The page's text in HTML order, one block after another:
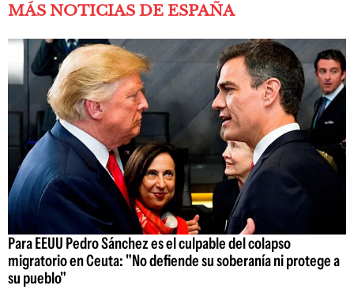
MÁS NOTICIAS DE ESPAÑA
Para EEUU Pedro Sánchez es el culpable del colapso
migratorio en Ceuta: "No defiende su soberanía ni protege a
su pueblo"